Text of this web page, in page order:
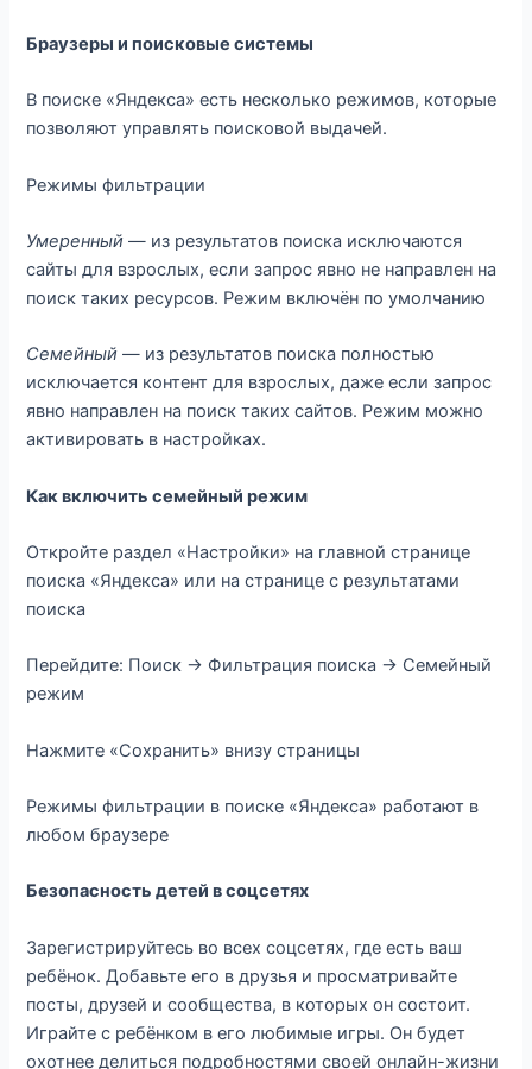
Браузеры и поисковые системы
В поиске «Яндекса» есть несколько режимов, которые
позволяют управлять поисковой выдачей.
Режимы фильтрации
Умеренный — из результатов поиска исключаются
сайты для взрослых, если запрос явно не направлен на
поиск таких ресурсов. Режим включён по умолчанию
Семейный — из результатов поиска полностью
исключается контент для взрослых, даже если запрос
явно направлен на поиск таких сайтов. Режим можно
активировать в настройках.
Как включить семейный режим
Откройте раздел «Настройки» на главной странице
поиска «Яндекса» или на странице с результатами
поиска
Перейдите: Поиск → Фильтрация поиска → Семейный
режим
Нажмите «Сохранить» внизу страницы
Режимы фильтрации в поиске «Яндекса» работают в
любом браузере
Безопасность детей в соцсетях
Зарегистрируйтесь во всех соцсетях, где есть ваш
ребёнок. Добавьте его в друзья и просматривайте
посты, друзей и сообщества, в которых он состоит.
Играйте с ребёнком в его любимые игры. Он будет
охотнее делиться подробностями своей онлайн-жизни